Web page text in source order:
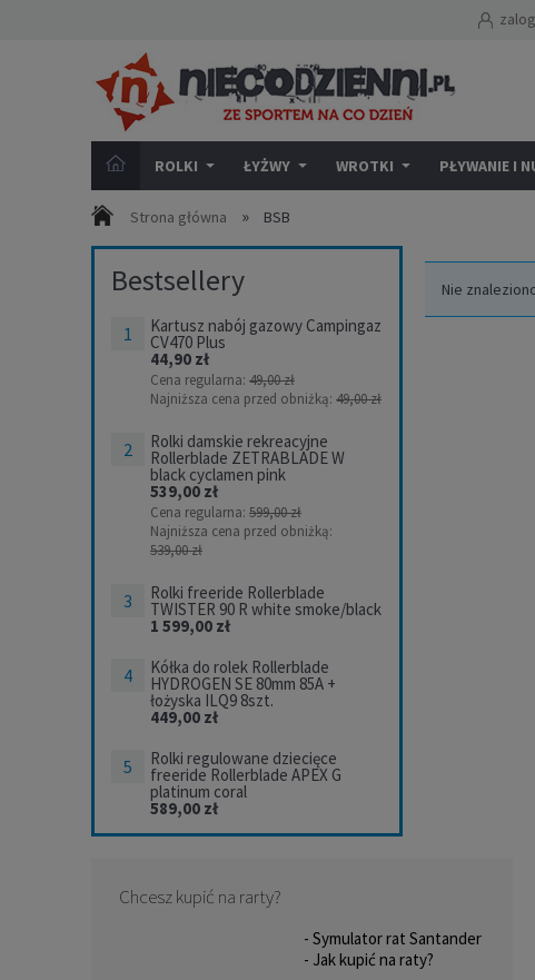
ROLKI ŁYŻWY WROTKI PŁYWANIE I
Strona główna » BSB
Bestsellery
Kartusz nabój gazowy Campingaz
CV470 Plus
44,90 zł
Cena regularna: 49,00 zł
Najniższa cena przed obniżką: 49,00 zł
Rolki damskie rekreacyjne
Rollerblade ZETRABLADE W
black cyclamen pink
539,00 zł
Cena regularna: 599,00 zł
Najniższa cena przed obniżką:
539,00 zł
Rolki freeride Rollerblade
TWISTER 90 R white smoke/black
1 599,00 zł
Kółka do rolek Rollerblade
HYDROGEN SE 80mm 85A +
łożyska ILQ9 8szt.
449,00 zł
Rolki regulowane dziecięce
freeride Rollerblade APEX G
platinum coral
589,00 zł
Nie
Chcesz kupić na rarty?
- Symulator rat Santander
- Jak kupić na raty?